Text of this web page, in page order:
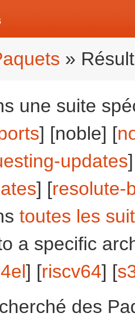
»
une suite
] [noble] [
updates
] [resolute-
toutes les
a specific
] [riscv64] [
des